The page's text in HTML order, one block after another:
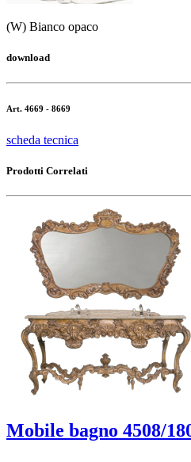
(W) Bianco opaco
download
Art. 4669 - 8669
scheda tecnica
Prodotti Correlati
Mobile bagno 4508/